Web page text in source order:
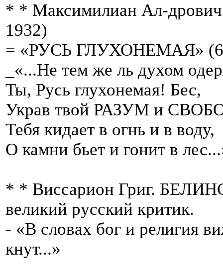
* * Максимилиан Ал-
1932)
= «РУСЬ ГЛУХОНЕМАЯ» (6
_«...Не тем же ль духом
Ты, Русь глухонемая! Бес,
Украв твой РАЗУМ и
Тебя кидает в огнь и в воду,
О камни бьет и гонит в
* * Виссарион Григ.
великий русский критик.
- «В словах бог и религия
кнут...»